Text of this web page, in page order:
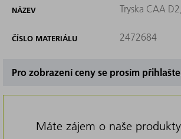
NÁZEV Tryska CAA
ČÍSLO MATERIÁLU 2472684
Pro zobrazení ceny se prosím
Máte zájem o naše